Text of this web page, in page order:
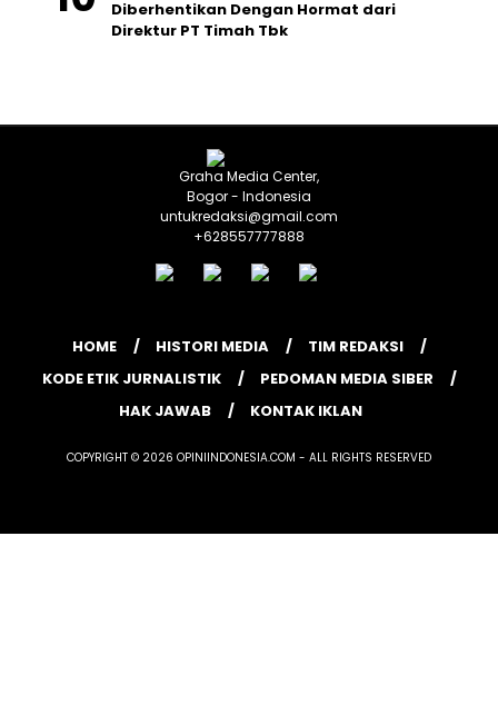
Diberhentikan Dengan Hormat dari
Direktur PT Timah Tbk
Graha Media Center,
Bogor - Indonesia
untukredaksi@gmail.com
+628557777888
HOME HISTORI MEDIA
TIM REDAKSI
KODE ETIK JURNALISTIK
PEDOMAN MEDIA SIBER
HAK JAWAB
KONTAK IKLAN
COPYRIGHT © 2026 OPINIINDONESIA.COM - ALL RIGHTS RESERVED